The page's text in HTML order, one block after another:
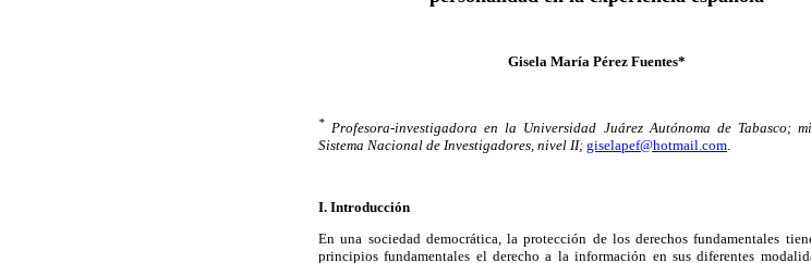
Gisela María Pérez Fuentes*
* Profesora-investigadora en la Universidad Juárez Autónoma de Tabasco;
Sistema Nacional de Investigadores, nivel II; giselapef@hotmail.com
I. Introducción
En una sociedad democrática, la protección de los derechos fundamentales
principios fundamentales el derecho a la información en sus diferentes